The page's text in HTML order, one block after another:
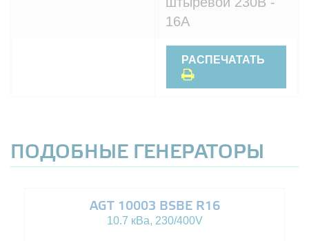
16A
РАСПЕЧАТАТЬ
ПОДОБНЫЕ ГЕНЕРАТОРЫ
AGT 10003 BSBE R16
10.7 кВа, 230/400V